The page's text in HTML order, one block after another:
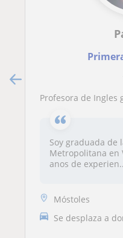
Profesora de Ingles graduada con mas de 20 anos de
Soy graduada de
Metropolitana en
anos de
Móstoles
Se desplaza a